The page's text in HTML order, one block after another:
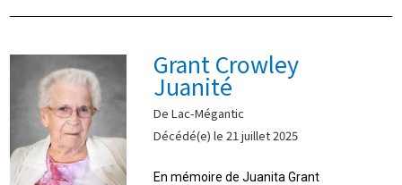
Grant Crowley
Juanité
De Lac-Mégantic
Décédé(e) le 21 juillet 2025
En mémoire de Juanita Grant